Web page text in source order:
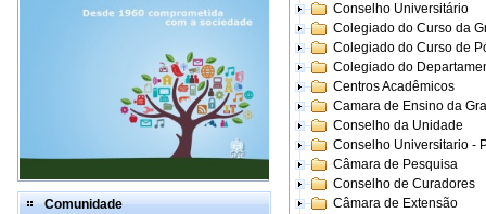
Comunidade
Conselho Universitário
Colegiado do Curso da
Colegiado do Curso de
Colegiado do
Centros Acadêmicos
Camara de Ensino da
Conselho da Unidade
Conselho Universitario -
Câmara de Pesquisa
Conselho de Curadores
Câmara de Extensão